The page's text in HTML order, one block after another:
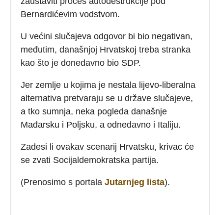
Bernardićevim vodstvom.
U većini slučajeva odgovor bi bio negativan,
međutim, današnjoj Hrvatskoj treba stranka
kao što je donedavno bio SDP.
Jer zemlje u kojima je nestala lijevo-liberalna
alternativa pretvaraju se u države slučajeve,
a tko sumnja, neka pogleda današnje
Mađarsku i Poljsku, a odnedavno i Italiju.
Zadesi li ovakav scenarij Hrvatsku, krivac će
se zvati Socijaldemokratska partija.
(Prenosimo s portalaJutarnjeg lista).